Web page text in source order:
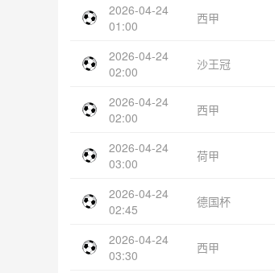
2026-04-24
01:00
西甲
2026-04-24
02:00
沙王冠
2026-04-24
02:00
西甲
2026-04-24
03:00
荷甲
2026-04-24
02:45
德国杯
2026-04-24
03:30
西甲